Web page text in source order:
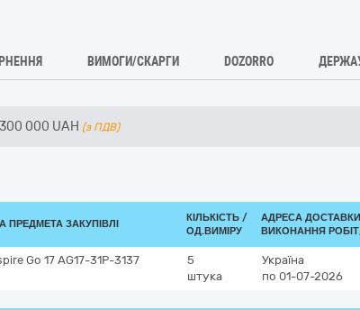
ВИМОГИ/СКАРГИ DOZORRO
300 000 UAH (з ПДВ)
ПРЕДМЕТА ЗАКУПІВЛІ
КІЛЬКІСТЬ /
ОД.ВИМІРУ
АДРЕСА
ВИКОНАННЯ
Go 17 AG17-31P-3137
5
штука
Україна
по 01-07-2026